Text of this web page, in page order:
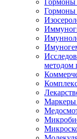
Гормоны
методом
Маркеры